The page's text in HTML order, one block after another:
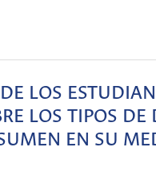
LOS
LOS TIPOS DE
EN SU